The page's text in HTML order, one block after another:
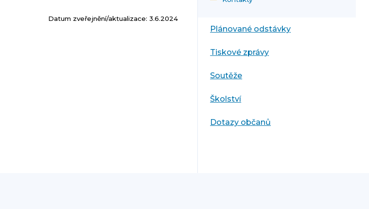
Datum zveřejnění/aktualizace: 3.6.2024
Plánované odstávky
Tiskové zprávy
Soutěže
Školství
Dotazy občanů